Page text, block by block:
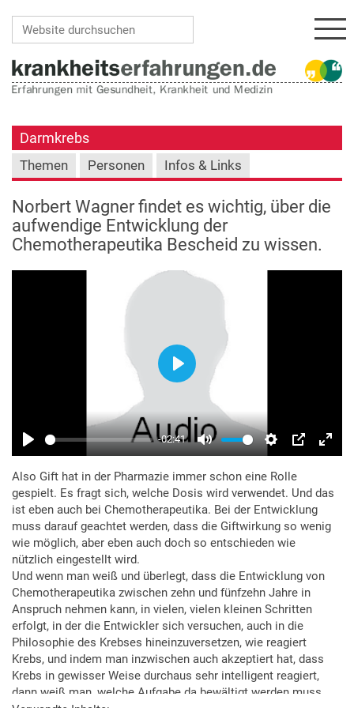
Darmkrebs
Themen Personen Infos & Links
Norbert Wagner findet es wichtig, über die
aufwendige Entwicklung der
Chemotherapeutika Bescheid zu wissen.
Also Gift hat in der Pharmazie immer schon eine Rolle
gespielt. Es fragt sich, welche Dosis wird verwendet. Und das
ist eben auch bei Chemotherapeutika. Bei der Entwicklung
muss darauf geachtet werden, dass die Giftwirkung so wenig
wie möglich, aber eben auch doch so entschieden wie
nützlich eingestellt wird.
Und wenn man weiß und überlegt, dass die Entwicklung von
Chemotherapeutika zwischen zehn und fünfzehn Jahre in
Anspruch nehmen kann, in vielen, vielen kleinen Schritten
erfolgt, in der die Entwickler sich versuchen, auch in die
Philosophie des Krebses hineinzuversetzen, wie reagiert
Krebs, und indem man inzwischen auch akzeptiert hat, dass
Krebs in gewisser Weise durchaus sehr intelligent reagiert,
dann weiß man, welche Aufgabe da bewältigt werden muss,